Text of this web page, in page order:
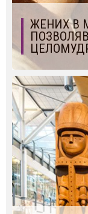
ЖЕНИХ В